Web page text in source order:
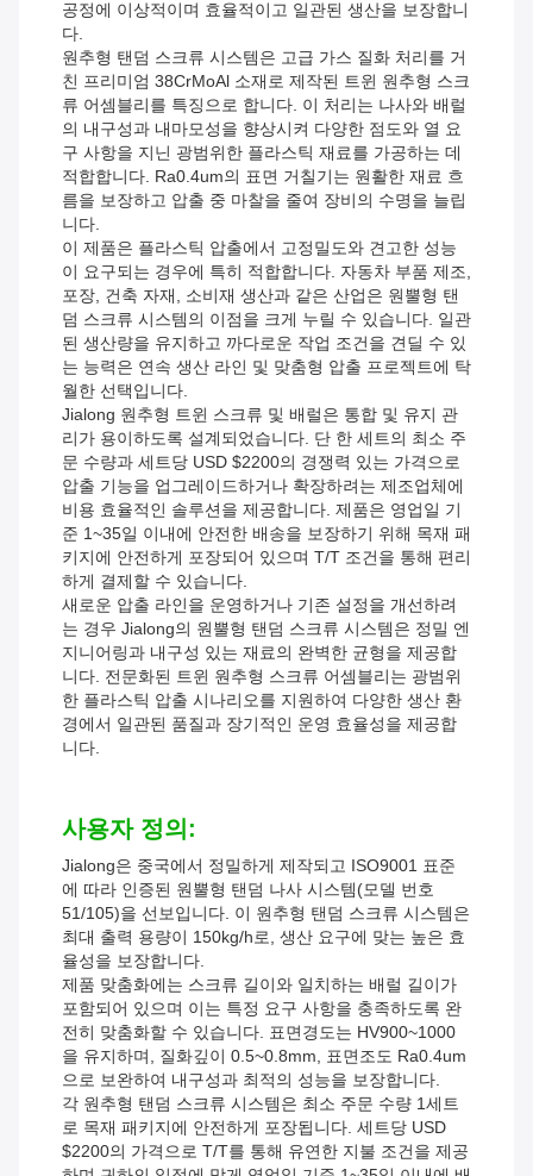
공정에 이상적이며 효율적이고 일관된 생산을 보장합니
다.
원추형 탠덤 스크류 시스템은 고급 가스 질화 처리를 거
친 프리미엄 38CrMoAl 소재로 제작된 트윈 원추형 스크
류 어셈블리를 특징으로 합니다. 이 처리는 나사와 배럴
의 내구성과 내마모성을 향상시켜 다양한 점도와 열 요
구 사항을 지닌 광범위한 플라스틱 재료를 가공하는 데
적합합니다. Ra0.4um의 표면 거칠기는 원활한 재료 흐
름을 보장하고 압출 중 마찰을 줄여 장비의 수명을 늘립
니다.
이 제품은 플라스틱 압출에서 고정밀도와 견고한 성능
이 요구되는 경우에 특히 적합합니다. 자동차 부품 제조,
포장, 건축 자재, 소비재 생산과 같은 산업은 원뿔형 탠
덤 스크류 시스템의 이점을 크게 누릴 수 있습니다. 일관
된 생산량을 유지하고 까다로운 작업 조건을 견딜 수 있
는 능력은 연속 생산 라인 및 맞춤형 압출 프로젝트에 탁
월한 선택입니다.
Jialong 원추형 트윈 스크류 및 배럴은 통합 및 유지 관
리가 용이하도록 설계되었습니다. 단 한 세트의 최소 주
문 수량과 세트당 USD $2200의 경쟁력 있는 가격으로
압출 기능을 업그레이드하거나 확장하려는 제조업체에
비용 효율적인 솔루션을 제공합니다. 제품은 영업일 기
준 1~35일 이내에 안전한 배송을 보장하기 위해 목재 패
키지에 안전하게 포장되어 있으며 T/T 조건을 통해 편리
하게 결제할 수 있습니다.
새로운 압출 라인을 운영하거나 기존 설정을 개선하려
는 경우 Jialong의 원뿔형 탠덤 스크류 시스템은 정밀 엔
지니어링과 내구성 있는 재료의 완벽한 균형을 제공합
니다. 전문화된 트윈 원추형 스크류 어셈블리는 광범위
한 플라스틱 압출 시나리오를 지원하여 다양한 생산 환
경에서 일관된 품질과 장기적인 운영 효율성을 제공합
니다.
사용자 정의:
Jialong은 중국에서 정밀하게 제작되고 ISO9001 표준
에 따라 인증된 원뿔형 탠덤 나사 시스템(모델 번호
51/105)을 선보입니다. 이 원추형 탠덤 스크류 시스템은
최대 출력 용량이 150kg/h로, 생산 요구에 맞는 높은 효
율성을 보장합니다.
제품 맞춤화에는 스크류 길이와 일치하는 배럴 길이가
포함되어 있으며 이는 특정 요구 사항을 충족하도록 완
전히 맞춤화할 수 있습니다. 표면경도는 HV900~1000
을 유지하며, 질화깊이 0.5~0.8mm, 표면조도 Ra0.4um
으로 보완하여 내구성과 최적의 성능을 보장합니다.
각 원추형 탠덤 스크류 시스템은 최소 주문 수량 1세트
로 목재 패키지에 안전하게 포장됩니다. 세트당 USD
$2200의 가격으로 T/T를 통해 유연한 지불 조건을 제공